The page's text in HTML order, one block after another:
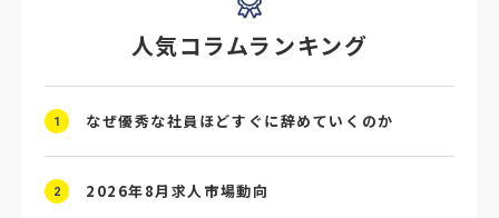
#スクラム採用 #転職イベント #転職フェア
#賃上げ #人事数珠繋ぎ
#4P分析 #競合他社
人気コラムランキング
1 なぜ優秀な社員ほどすぐに辞めていくのか
2 2026年8月求人市場動向